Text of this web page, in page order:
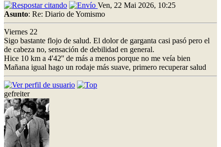
Ven, 22 Mai 2026, 10:25
Asunto: Re: Diario de Yomismo
Viernes 22
Sigo bastante flojo de salud. El dolor de garganta casi pasó pero el
de cabeza no, sensación de debilidad en general.
Hice 10 km a 4'42'' de más a menos porque no me veía bien
Mañana igual hago un rodaje más suave, primero recuperar salud
gefreiter